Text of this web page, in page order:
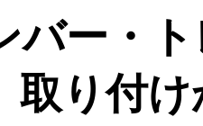
バー・
取り付